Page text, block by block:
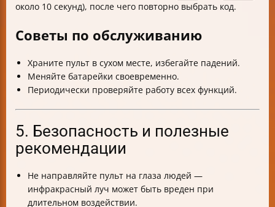
около 10 секунд), после чего повторно выбрать код.
Советы по обслуживанию
Храните пульт в сухом месте, избегайте падений.
Меняйте батарейки своевременно.
Периодически проверяйте работу всех функций.
5. Безопасность и полезные
рекомендации
Не направляйте пульт на глаза людей —
инфракрасный луч может быть вреден при
длительном воздействии.